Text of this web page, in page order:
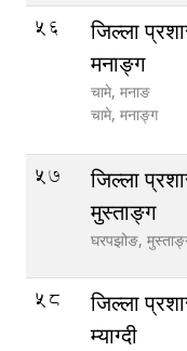
56
जिल्ला
मनाङ्ग
चामे, मनाङ
चामे, मनाङ्ग
57
जिल्ला
मुस्ताङ्ग
घरपझोङ,
58
जिल्ला
म्याग्दी